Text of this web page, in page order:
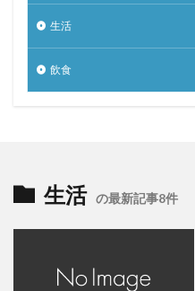
生活
飲食
生活 の最新記事8件